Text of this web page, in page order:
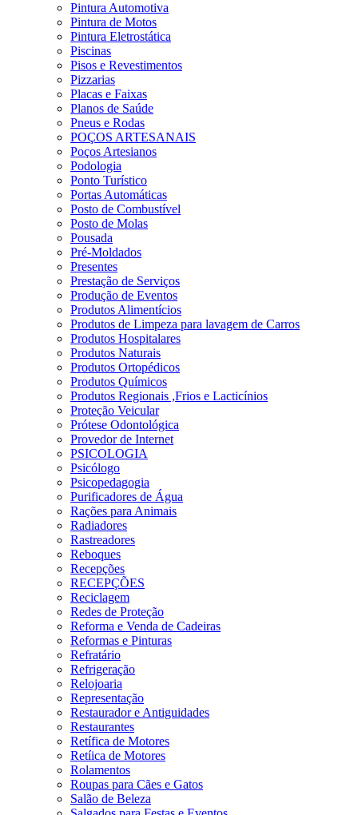
Pintura Automotiva
Pintura de Motos
Pintura Eletrostática
Piscinas
Pisos e Revestimentos
Pizzarias
Placas e Faixas
Planos de Saúde
Pneus e Rodas
POÇOS ARTESANAIS
Poços Artesianos
Podologia
Ponto Turístico
Portas Automáticas
Posto de Combustível
Posto de Molas
Pousada
Pré-Moldados
Presentes
Prestação de Serviços
Produção de Eventos
Produtos Alimentícios
Produtos de Limpeza para lavagem de Carros
Produtos Hospitalares
Produtos Naturais
Produtos Ortopédicos
Produtos Químicos
Produtos Regionais ,Frios e Lacticínios
Proteção Veicular
Prótese Odontológica
Provedor de Internet
PSICOLOGIA
Psicólogo
Psicopedagogia
Purificadores de Água
Rações para Animais
Radiadores
Rastreadores
Reboques
Recepções
RECEPÇÕES
Reciclagem
Redes de Proteção
Reforma e Venda de Cadeiras
Reformas e Pinturas
Refratário
Refrigeração
Relojoaria
Representação
Restaurador e Antiguidades
Restaurantes
Retífica de Motores
Retíica de Motores
Rolamentos
Roupas para Cães e Gatos
Salão de Beleza